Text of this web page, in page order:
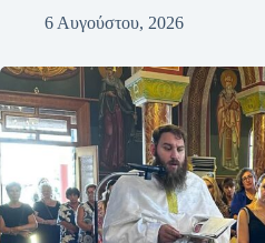
6 Αυγούστου, 2026